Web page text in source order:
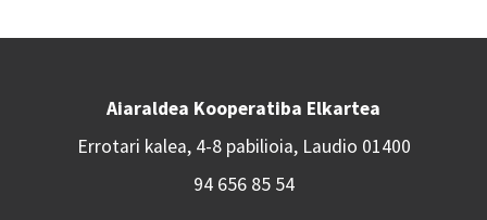
Aiaraldea Kooperatiba Elkartea
Errotari kalea, 4-8 pabilioia, Laudio 01400
94 656 85 54